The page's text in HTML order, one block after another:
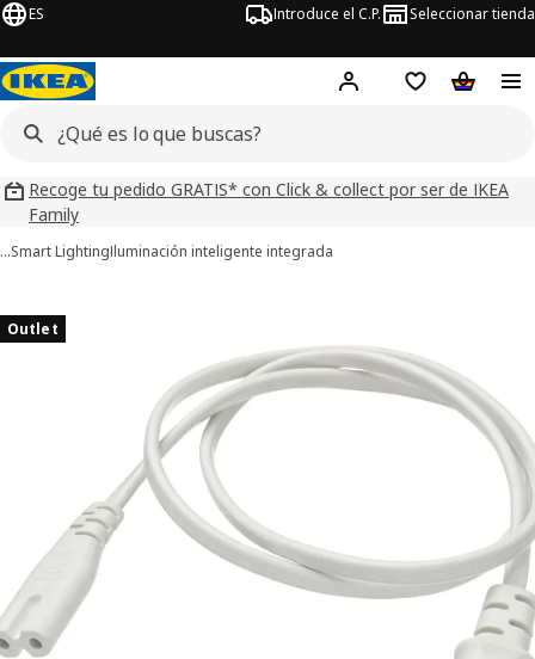
ES Introduce el C.P. Seleccionar tienda
Hej! Iniciar sesión
Lista de deseos
Carrito
Recoge tu pedido GRATIS* con Click & collect por ser de IKEA
Family
…Smart LightingIluminación inteligente integrada
Outlet